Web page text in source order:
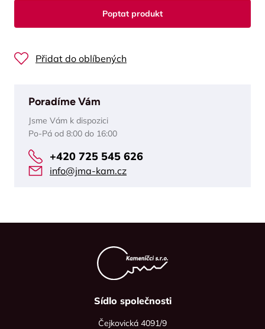
Poptat produkt
Přidat do oblíbených
Poradíme Vám
Jsme Vám k dispozici
Po-Pá od 8:00 do 16:00
+420 725 545 626
info@jma-kam.cz
Sídlo společnosti
Čejkovická 4091/9